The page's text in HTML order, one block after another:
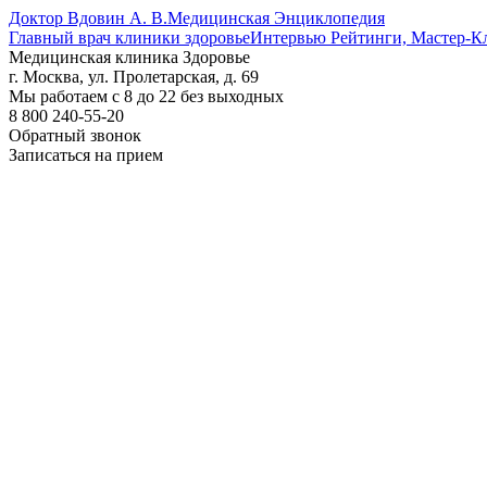
Доктор Вдовин А. В.Медицинская Энциклопедия
Главный врач клиники здоровьеИнтервью Рейтинги, Мастер-
Медицинская клиника Здоровье
г. Москва, ул. Пролетарская, д. 69
Мы работаем с 8 до 22 без выходных
8 800 240-55-20
Обратный звонок
Записаться на прием